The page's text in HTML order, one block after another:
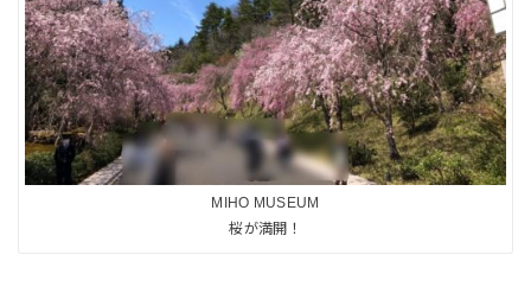
MIHO MUSEUM
桜が満開！